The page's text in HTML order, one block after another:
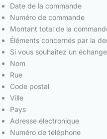
Date de la commande
Numéro de commande
Montant total de la
Éléments concernés par la
Si vous souhaitez un
Nom
Rue
Code postal
Ville
Pays
Adresse électronique
Numéro de téléphone